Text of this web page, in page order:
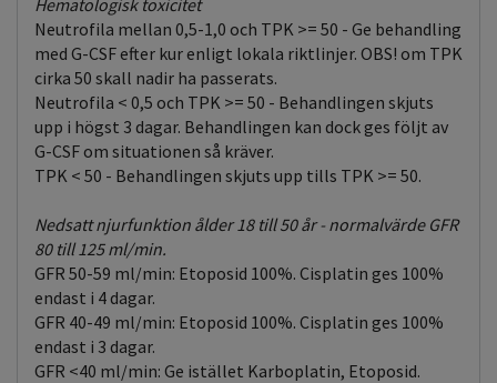
Hematologisk toxicitet
Neutrofila mellan 0,5-1,0 och TPK >= 50 - Ge behandling
med G-CSF efter kur enligt lokala riktlinjer. OBS! om TPK
cirka 50 skall nadir ha passerats.
Neutrofila < 0,5 och TPK >= 50 - Behandlingen skjuts
upp i högst 3 dagar. Behandlingen kan dock ges följt av
G-CSF om situationen så kräver.
TPK < 50 - Behandlingen skjuts upp tills TPK >= 50.
Nedsatt njurfunktion ålder 18 till 50 år - normalvärde GFR
80 till 125 ml/min.
GFR 50-59 ml/min: Etoposid 100%. Cisplatin ges 100%
endast i 4 dagar.
GFR 40-49 ml/min: Etoposid 100%. Cisplatin ges 100%
endast i 3 dagar.
GFR <40 ml/min: Ge istället Karboplatin, Etoposid.